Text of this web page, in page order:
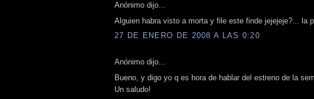
Anónimo dijo...
Alguien habra visto a morta y file este finde jejejeje?... la
27 DE ENERO DE 2008 A LAS 0:20
Anónimo dijo...
Bueno, y digo yo q es hora de hablar del estreno de la
Un saludo!